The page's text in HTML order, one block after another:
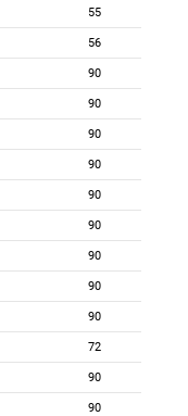
55
56
90
90
90
90
90
90
90
90
90
72
90
90